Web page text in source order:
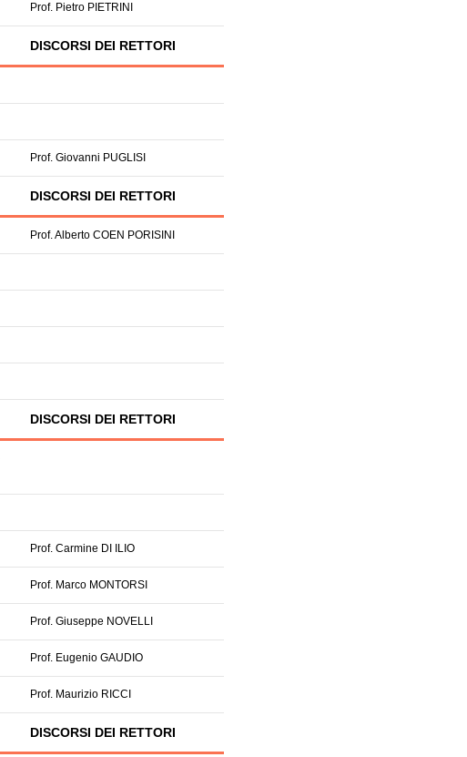
Prof. Pietro PIETRINI
DISCORSI DEI RETTORI
Prof. Giovanni PUGLISI
DISCORSI DEI RETTORI
Prof. Alberto COEN PORISINI
DISCORSI DEI RETTORI
Prof. Carmine DI ILIO
Prof. Marco MONTORSI
Prof. Giuseppe NOVELLI
Prof. Eugenio GAUDIO
Prof. Maurizio RICCI
DISCORSI DEI RETTORI